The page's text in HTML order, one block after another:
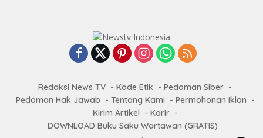
Redaksi News TV Kode Etik
Pedoman Siber
Pedoman Hak Jawab
Tentang Kami
Permohonan Iklan
Kirim Artikel
Karir
DOWNLOAD Buku Saku Wartawan (GRATIS)